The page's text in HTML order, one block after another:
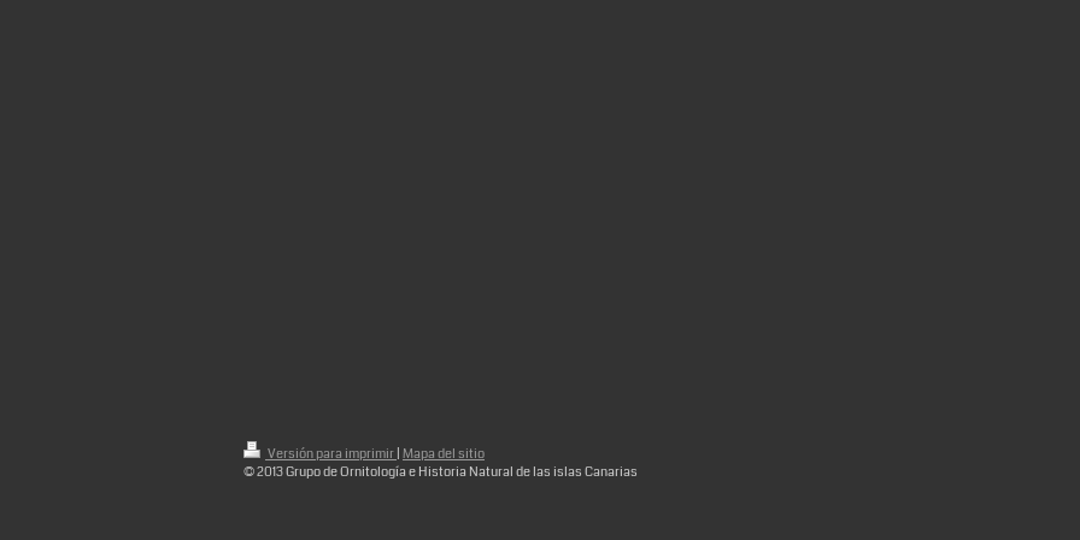
Versión para imprimir Mapa del sitio
© 2013 Grupo de Ornitología e Historia Natural de las islas Canarias